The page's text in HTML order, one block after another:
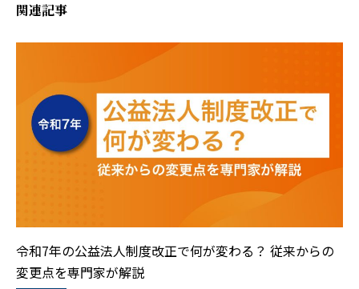
関連記事
令和7年の公益法人制度改正で何が変わる？ 従来からの
変更点を専門家が解説